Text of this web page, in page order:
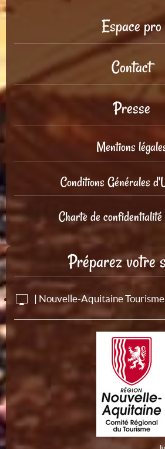
Espace pro
Contact
Presse
Mentions
Conditions Générales
Charte de
Préparez votre
| Nouvelle-Aquitaine Tourisme